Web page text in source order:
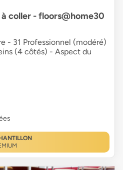
coller - floors@home30
- 31 Professionnel (modéré)
(4 côtés) - Aspect du